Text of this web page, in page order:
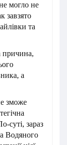
могло не
завзято
та
причина,
а
зможе
суті, зараз
Водяного